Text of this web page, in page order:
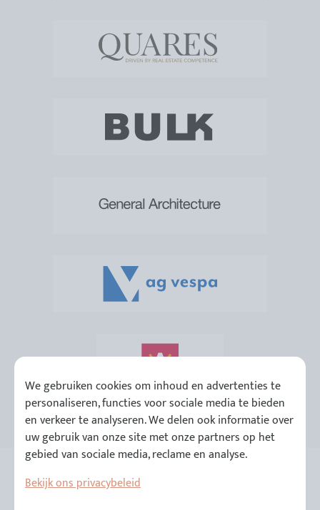
We gebruiken cookies om inhoud en advertenties te
personaliseren, functies voor sociale media te bieden
en verkeer te analyseren. We delen ook informatie over
uw gebruik van onze site met onze partners op het
gebied van sociale media, reclame en analyse.
Bekijk ons privacybeleid